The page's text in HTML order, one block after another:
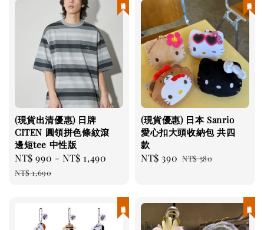
(現貨出清優惠) 日牌
CITEN 圓領拼色條紋滾
邊短tee 中性版
Sale
price
NT$ 990 -NT$ 1,490
Regular
NT$ 1,690
(現貨優惠) 日本 Sanrio
愛心扣大頭收納包 共四
款
Sale
NT$ 390 Regular
NT$ 580